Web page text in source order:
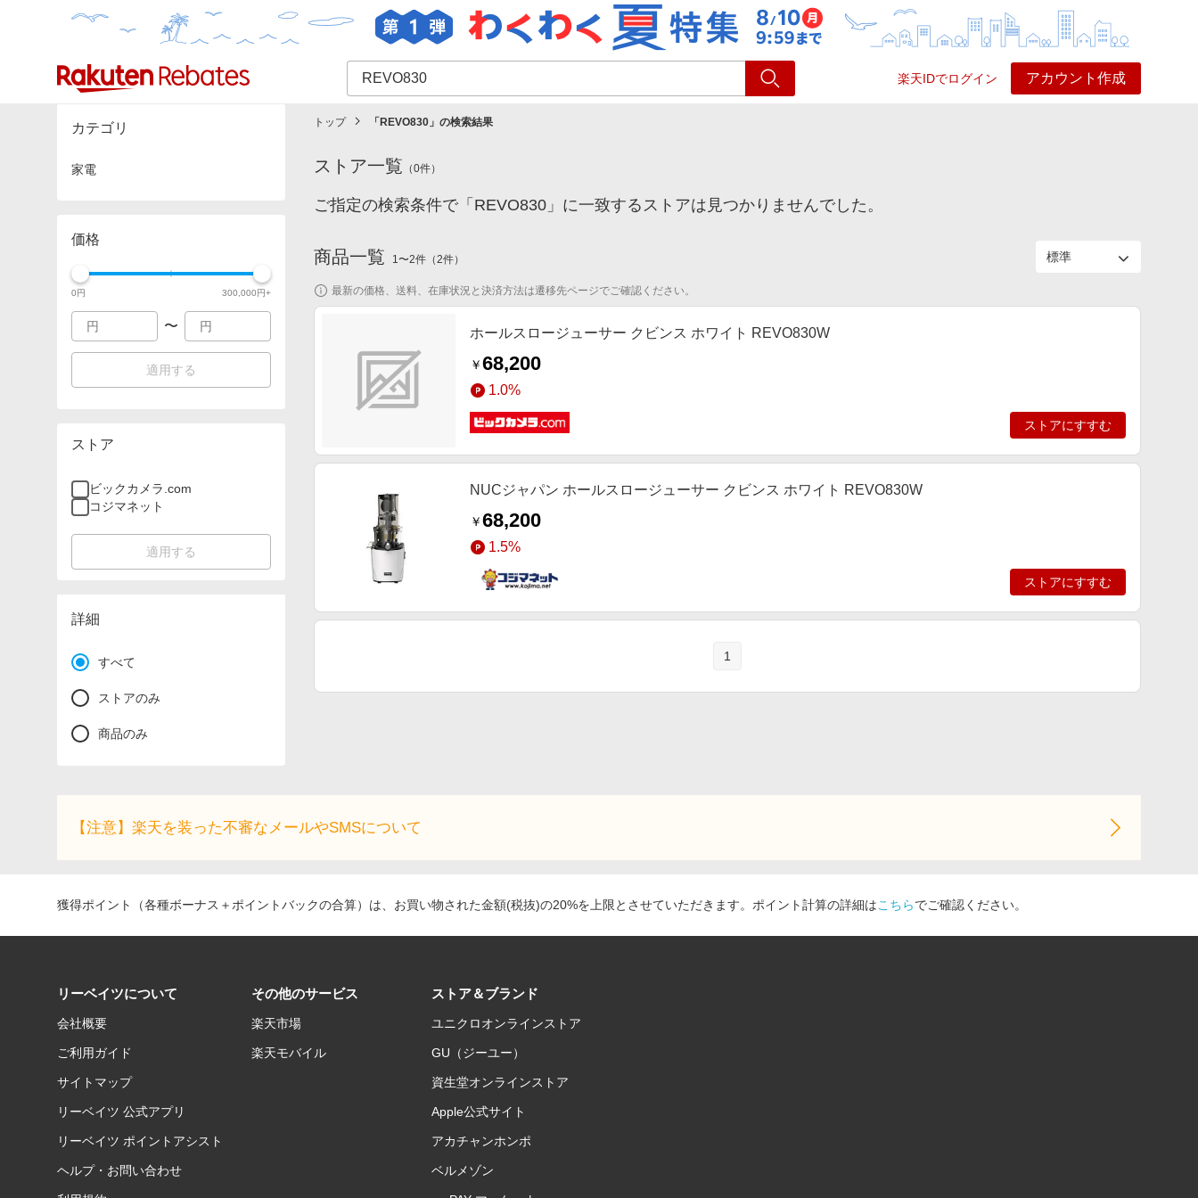
楽天IDでログイン アカウント作成
カテゴリー一覧 イベント一覧 ショッピング
カテゴリ
家電
価格
0円 300,000円+
〜
適用する
ストア
ビックカメラ.com
コジマネット
適用する
詳細
すべて
ストアのみ
商品のみ
トップ 「 REVO830 」の検索結果
ストア一覧 （0件）
ご指定の検索条件で「REVO830」に一致するストアは見つかりませんでした。
商品一覧 1〜2件 （2件）
最新の価格、送料、在庫状況と決済方法は遷移先ページでご確認ください。
ホールスロージューサー クビンス ホワイト REVO830W
￥68,200
1.0%
ストアにすすむ
NUCジャパン ホールスロージューサー クビンス ホワイト REVO830W
￥68,200
1.5%
ストアにすすむ
1
【注意】楽天を装った不審なメールやSMSについて
獲得ポイント（各種ボーナス＋ポイントバックの合算）は、お買い物された金額(税抜)の20%を上限とさせていただきます。ポイント計算の詳細はこちらでご確認ください。
リーベイツについて
会社概要
ご利用ガイド
サイトマップ
リーベイツ 公式アプリ
リーベイツ ポイントアシスト
ヘルプ・お問い合わせ
その他のサービス
楽天市場
楽天モバイル
ストア＆ブランド
ユニクロオンラインストア
GU（ジーユー）
資生堂オンラインストア
Apple公式サイト
アカチャンホンポ
ベルメゾン